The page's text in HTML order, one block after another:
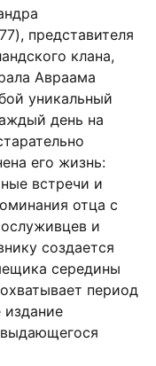
представителя
клана,
Авраама
уникальный
день на
его жизнь:
встречи и
отца с
и
создается
середины
период